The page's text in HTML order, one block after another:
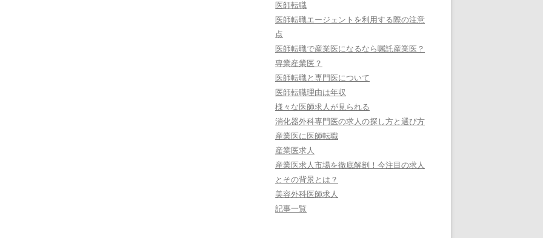
医師転職
医師転職エージェントを利用する際の注意
点
医師転職で産業医になるなら嘱託産業医？
専業産業医？
医師転職と専門医について
医師転職理由は年収
様々な医師求人が見られる
消化器外科専門医の求人の探し方と選び方
産業医に医師転職
産業医求人
産業医求人市場を徹底解剖！今注目の求人
とその背景とは？
美容外科医師求人
記事一覧